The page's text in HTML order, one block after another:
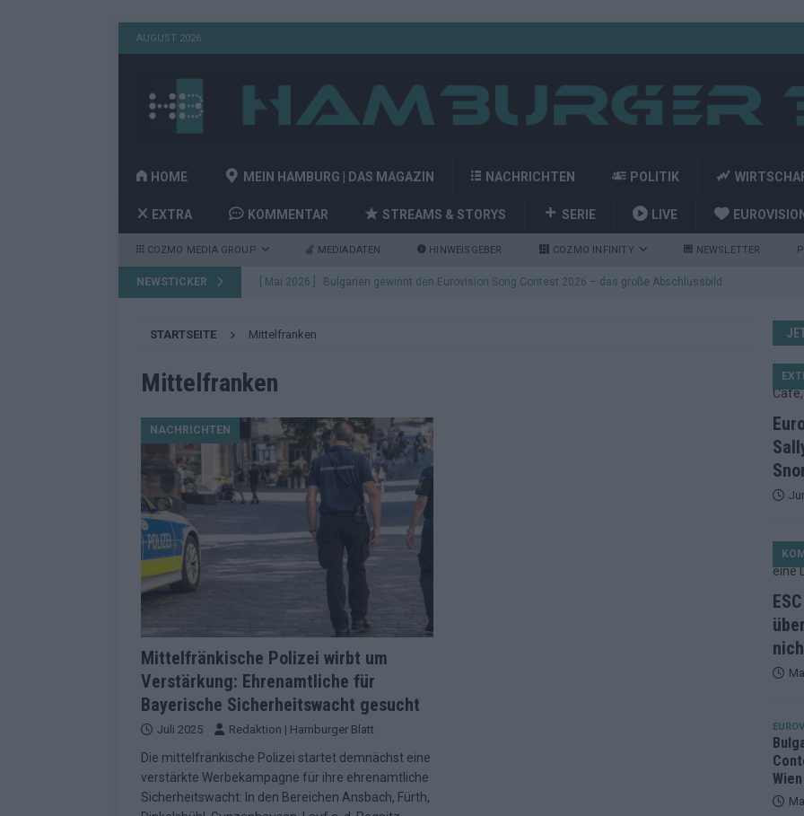
AUGUST 2026
HOME MEIN HAMBURG | DAS MAGAZIN NACHRICHTEN POLITIK
EXTRA KOMMENTAR STREAMS & STORYS SERIE LIVE EUROVISION
COZMO MEDIA GROUP MEDIADATEN HINWEISGEBER COZMO INFINITY NEWSLETTER
NEWSTICKER [ Mai 2026 ] Bulgarien gewinnt den Eurovision Song Contest 2026 – das große Abschlussbild
2026 im Überblick EUROVISION
[ Mai 2026 ] Alle 25 ESC-Finalisten auf dem Prüfstand: Stärken, Schwächen und unsere Tipps
KOMMENTAR
[ Mai 2026 ] Vier Sieger gleichzeitig, Manipulationsverdacht, Jury-Comeback: Die turbulente
Geschichte der ESC-Wertung
Das Warten hat ein Ende: ESC 2026 – alle 26 Finalteilnehmer für Wien im Überblick
[ Mai 2026 ] „Unknown“ war stark, der Rest war nett: Das zweite ESC-Halbfinale im
redaktionellen Urteil
[ Mai 2026 ] ESC-Halbfinale 2 in Zahlen: Wer kommt fast sicher weiter – und wer zittert bis zum
EXTRA
[ Juni 2026 ] Europa-Park 2026: 18 Themenbereiche, Sallys Café, Westernbrauerei und Snorri im
Kino EXTRA
STARTSEITE Mittelfranken
Mittelfranken
NACHRICHTEN
Mittelfränkische Polizei wirbt um
Verstärkung: Ehrenamtliche für
Bayerische Sicherheitswacht gesucht
Juli 2025 Redaktion | Hamburger Blatt
Die mittelfränkische Polizei startet demnächst eine
verstärkte Werbekampagne für ihre ehrenamtliche
Sicherheitswacht: In den Bereichen Ansbach, Fürth,
Wien